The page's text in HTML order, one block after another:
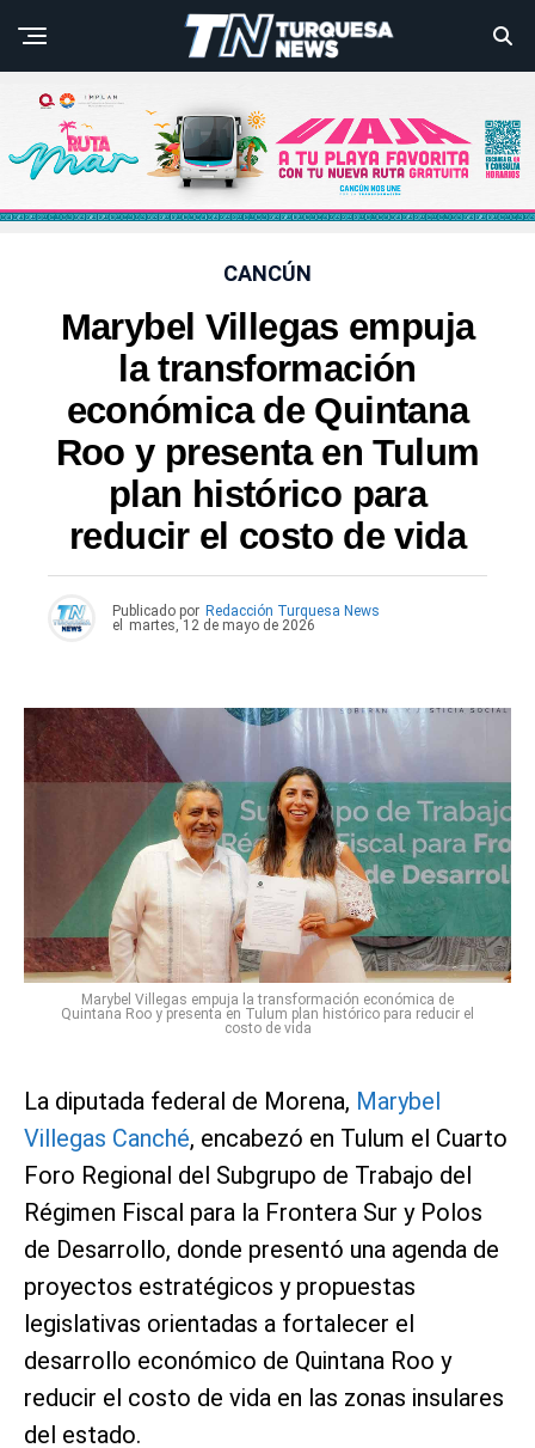
CANCÚN
Marybel Villegas empuja
la transformación
económica de Quintana
Roo y presenta en Tulum
plan histórico para
reducir el costo de vida
Publicado por Redacción Turquesa News
el
martes, 12 de mayo de 2026
Marybel Villegas empuja la transformación económica de
Quintana Roo y presenta en Tulum plan histórico para reducir el
costo de vida
La diputada federal de Morena, Marybel
Villegas Canché, encabezó en Tulum el Cuarto
Foro Regional del Subgrupo de Trabajo del
Régimen Fiscal para la Frontera Sur y Polos
de Desarrollo, donde presentó una agenda de
proyectos estratégicos y propuestas
legislativas orientadas a fortalecer el
desarrollo económico de Quintana Roo y
reducir el costo de vida en las zonas insulares
del estado.